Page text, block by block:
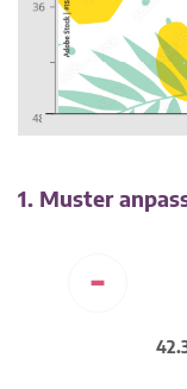
1. Muster
-